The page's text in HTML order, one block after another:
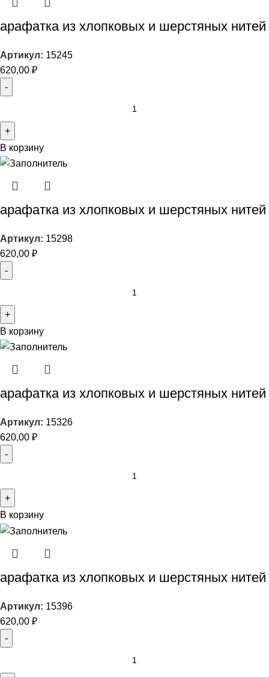
арафатка из хлопковых и шерстяных нитей
Артикул: 15245
620,00 ₽
В корзину
арафатка из хлопковых и шерстяных нитей
Артикул: 15298
620,00 ₽
В корзину
арафатка из хлопковых и шерстяных нитей
Артикул: 15326
620,00 ₽
В корзину
арафатка из хлопковых и шерстяных нитей
Артикул: 15396
620,00 ₽